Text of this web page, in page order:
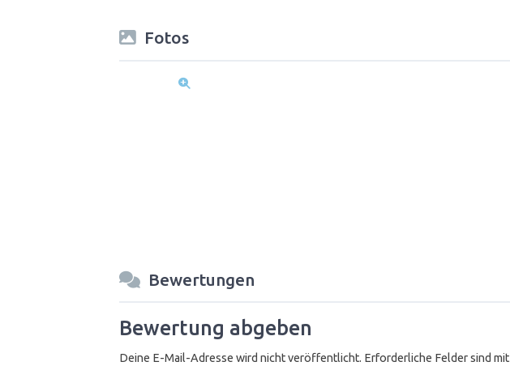
Fotos
Bewertungen
Bewertung abgeben
Deine E-Mail-Adresse wird nicht veröffentlicht. Erforderliche Felder sind mit